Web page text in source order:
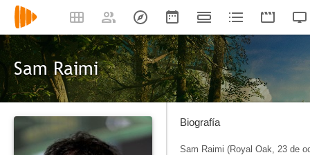
Sam Raimi
Biografía
Sam Raimi (Royal Oak, 23 de